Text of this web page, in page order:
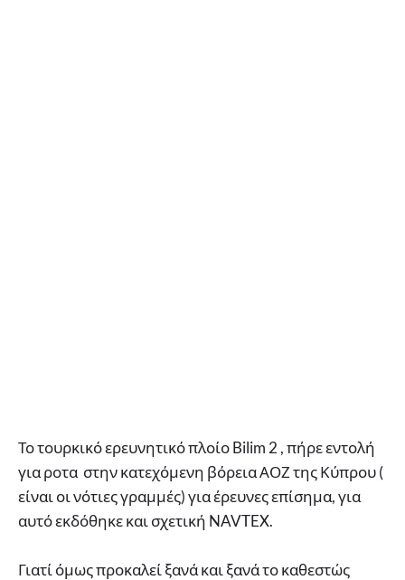
Το τουρκικό ερευνητικό πλοίο Bilim 2 , πήρε εντολή
για ροτα στην κατεχόμενη βόρεια ΑΟΖ της Κύπρου (
είναι οι νότιες γραμμές) για έρευνες επίσημα, για
αυτό εκδόθηκε και σχετική NAVTEX.
Γιατί όμως προκαλεί ξανά και ξανά το καθεστώς